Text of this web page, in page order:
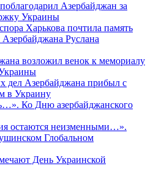
Азербайджан за
Украины
Харькова почтила память
Руслана
возложил венок к мемориалу
дел Азербайджана прибыл с
в Украину
Ко Дню азербайджанского
остаются неизменными…».
Глобальном
День Украинской